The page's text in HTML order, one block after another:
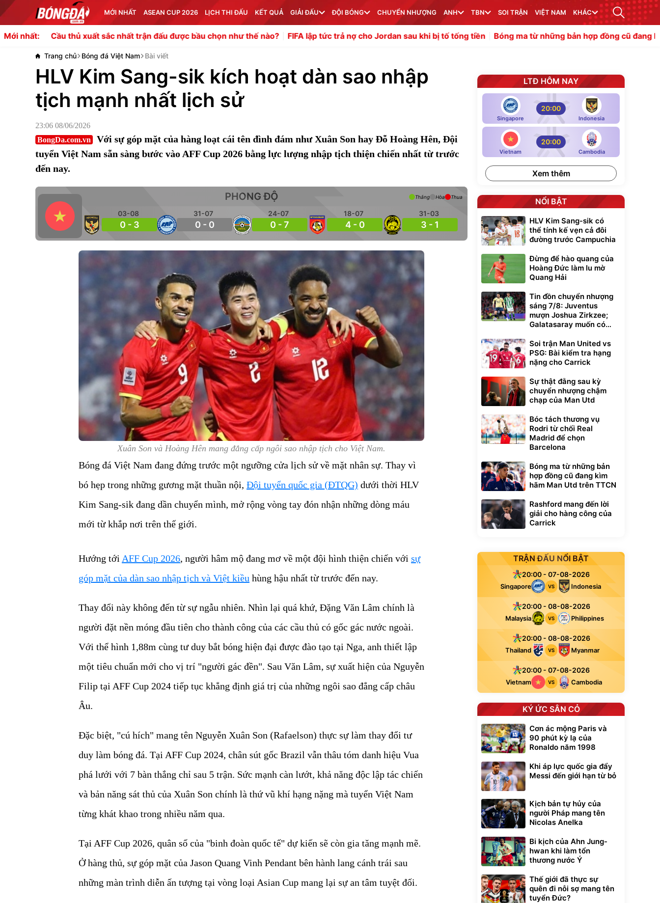
MỚI NHẤT ASEAN CUP 2026 LỊCH THI ĐẤU KẾT QUẢ GIẢI ĐẤU ĐỘI BÓNG CHUYỂN NHƯỢNG ANH TBN SOI TRẬN VIỆT NAM KHÁC
Mới nhất:
Cầu thủ xuất sắc nhất trận đấu được bầu chọn như thế nào? FIFA lập tức trả nợ cho Jordan sau khi bị tố tống tiền Bóng ma từ những bản hợp đồng cũ đang kìm hãm
Trang chủ Bóng đá Việt Nam Bài viết
HLV Kim Sang-sik kích hoạt dàn sao nhập
tịch mạnh nhất lịch sử
23:06 08/06/2026
BongDa.com.vn
Với sự góp mặt của hàng loạt cái tên đình đám như Xuân Son hay Đỗ Hoàng Hên, Đội
tuyển Việt Nam sẵn sàng bước vào AFF Cup 2026 bằng lực lượng nhập tịch thiện chiến nhất từ trước
đến nay.
PHONG ĐỘ
03-08
0 - 3
31-07
0 - 0
24-07
0 - 7
18-07
4 - 0
31-03
3 - 1
Thắng Hòa Thua
Xuân Son và Hoàng Hên mang đẳng cấp ngôi sao nhập tịch cho Việt Nam.
Bóng đá Việt Nam đang đứng trước một ngưỡng cửa lịch sử về mặt nhân sự. Thay vì
bó hẹp trong những gương mặt thuần nội, Đội tuyển quốc gia (ĐTQG) dưới thời HLV
Kim Sang-sik đang dần chuyển mình, mở rộng vòng tay đón nhận những dòng máu
mới từ khắp nơi trên thế giới.
Hướng tới AFF Cup 2026, người hâm mộ đang mơ về một đội hình thiện chiến với sự
góp mặt của dàn sao nhập tịch và Việt kiều hùng hậu nhất từ trước đến nay.
Thay đổi này không đến từ sự ngẫu nhiên. Nhìn lại quá khứ, Đặng Văn Lâm chính là
người đặt nền móng đầu tiên cho thành công của các cầu thủ có gốc gác nước ngoài.
Với thể hình 1,88m cùng tư duy bắt bóng hiện đại được đào tạo tại Nga, anh thiết lập
một tiêu chuẩn mới cho vị trí "người gác đền". Sau Văn Lâm, sự xuất hiện của Nguyễn
Filip tại AFF Cup 2024 tiếp tục khẳng định giá trị của những ngôi sao đẳng cấp châu
Âu.
Đặc biệt, "cú hích" mang tên Nguyễn Xuân Son (Rafaelson) thực sự làm thay đổi tư
duy làm bóng đá. Tại AFF Cup 2024, chân sút gốc Brazil vẫn thâu tóm danh hiệu Vua
phá lưới với 7 bàn thắng chỉ sau 5 trận. Sức mạnh càn lướt, khả năng độc lập tác chiến
và bản năng sát thủ của Xuân Son chính là thứ vũ khí hạng nặng mà tuyển Việt Nam
từng khát khao trong nhiều năm qua.
Tại AFF Cup 2026, quân số của "binh đoàn quốc tế" dự kiến sẽ còn gia tăng mạnh mẽ.
Ở hàng thủ, sự góp mặt của Jason Quang Vinh Pendant bên hành lang cánh trái sau
những màn trình diễn ấn tượng tại vòng loại Asian Cup mang lại sự an tâm tuyệt đối.
LTĐ HÔM NAY
Singapore
20:00
Indonesia
Vietnam
20:00
Cambodia
Xem thêm
NỔI BẬT
HLV Kim Sang-sik có
thể tính kế vẹn cả đôi
đường trước Campuchia
Đừng để hào quang của
Hoàng Đức làm lu mờ
Quang Hải
Tin đồn chuyển nhượng
sáng 7/8: Juventus
mượn Joshua Zirkzee;
Galatasaray muốn có
Soi trận Man United vs
PSG: Bài kiểm tra hạng
nặng cho Carrick
Sự thật đằng sau kỳ
chuyển nhượng chậm
chạp của Man Utd
Bóc tách thương vụ
Rodri từ chối Real
Madrid để chọn
Barcelona
Bóng ma từ những bản
hợp đồng cũ đang kìm
hãm Man Utd trên TTCN
Rashford mang đến lời
giải cho hàng công của
Carrick
TRẬN ĐẤU NỔI BẬT
20:00 - 07-08-2026
Singapore VS Indonesia
20:00 - 08-08-2026
Malaysia VS Philippines
20:00 - 08-08-2026
Thailand VS Myanmar
20:00 - 07-08-2026
Vietnam VS Cambodia
KÝ ỨC SÂN CỎ
Cơn ác mộng Paris và
90 phút kỳ lạ của
Ronaldo năm 1998
Khi áp lực quốc gia đẩy
Messi đến giới hạn từ bỏ
Kịch bản tự hủy của
người Pháp mang tên
Nicolas Anelka
Bi kịch của Ahn Jung-
hwan khi làm tổn
thương nước Ý
Thế giới đã thực sự
quên đi nỗi sợ mang tên
tuyển Đức?